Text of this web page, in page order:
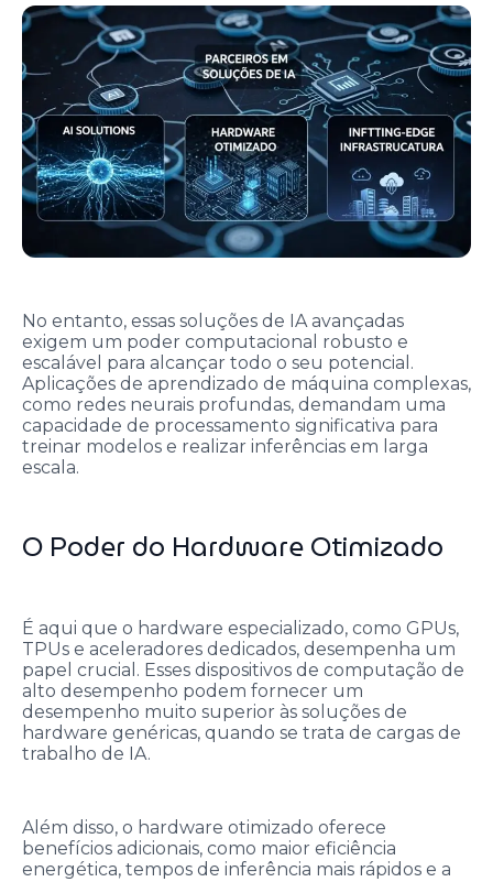
No entanto, essas soluções de IA avançadas
exigem um poder computacional robusto e
escalável para alcançar todo o seu potencial.
Aplicações de aprendizado de máquina complexas,
como redes neurais profundas, demandam uma
capacidade de processamento significativa para
treinar modelos e realizar inferências em larga
escala.
O Poder do Hardware Otimizado
É aqui que o hardware especializado, como GPUs,
TPUs e aceleradores dedicados, desempenha um
papel crucial. Esses dispositivos de computação de
alto desempenho podem fornecer um
desempenho muito superior às soluções de
hardware genéricas, quando se trata de cargas de
trabalho de IA.
Além disso, o hardware otimizado oferece
benefícios adicionais, como maior eficiência
energética, tempos de inferência mais rápidos e a